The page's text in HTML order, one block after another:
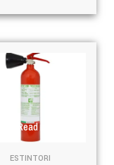
Read more
ESTINTORI